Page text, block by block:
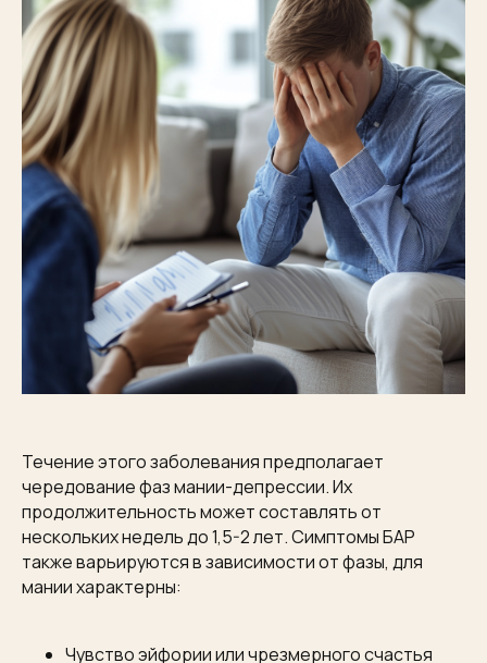
Течение этого заболевания предполагает
чередование фаз мании-депрессии. Их
продолжительность может составлять от
нескольких недель до 1,5-2 лет. Симптомы БАР
также варьируются в зависимости от фазы, для
мании характерны:
Чувство эйфории или чрезмерного счастья